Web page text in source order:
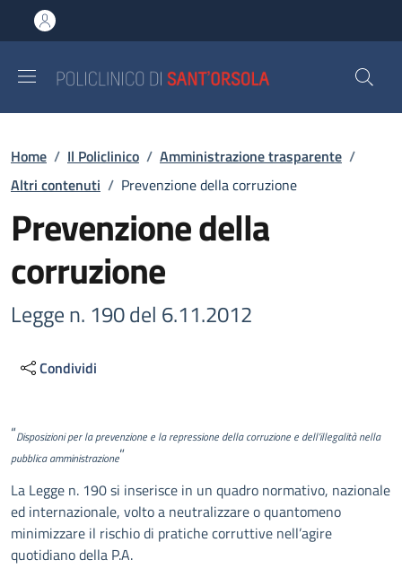
al contenuto principale
to footer content
Briciole di pane
Home / Il Policlinico / Amministrazione trasparente /
Altri contenuti / Prevenzione della corruzione
Prevenzione della
corruzione
Legge n. 190 del 6.11.2012
Condividi
Descrizione
“Disposizioni per la prevenzione e la repressione della corruzione e dell’illegalità nella
pubblica amministrazione”
La Legge n. 190 si inserisce in un quadro normativo, nazionale
ed internazionale, volto a neutralizzare o quantomeno
minimizzare il rischio di pratiche corruttive nell’agire
quotidiano della P.A.